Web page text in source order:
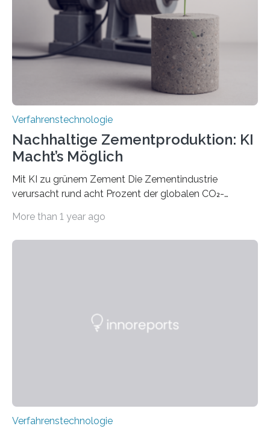
Bearbeitung deutlich und eröffnet neue Möglichkeiten
für Branchen wie die stahl- und metallverarbeitende
Industrie oder die Glasverarbeitung. Erste Tests…
Verfahrenstechnologie
Nachhaltige Zementproduktion: KI
Macht’s Möglich
Mit KI zu grünem Zement Die Zementindustrie
verursacht rund acht Prozent der globalen CO₂-
Flugverkehr. Forschende am Paul Scherrer Institut PSI
brennen, der Grundstoff für baufertigen Zement. Wenig
More than 1 year ago
Verfahrenstechnologie